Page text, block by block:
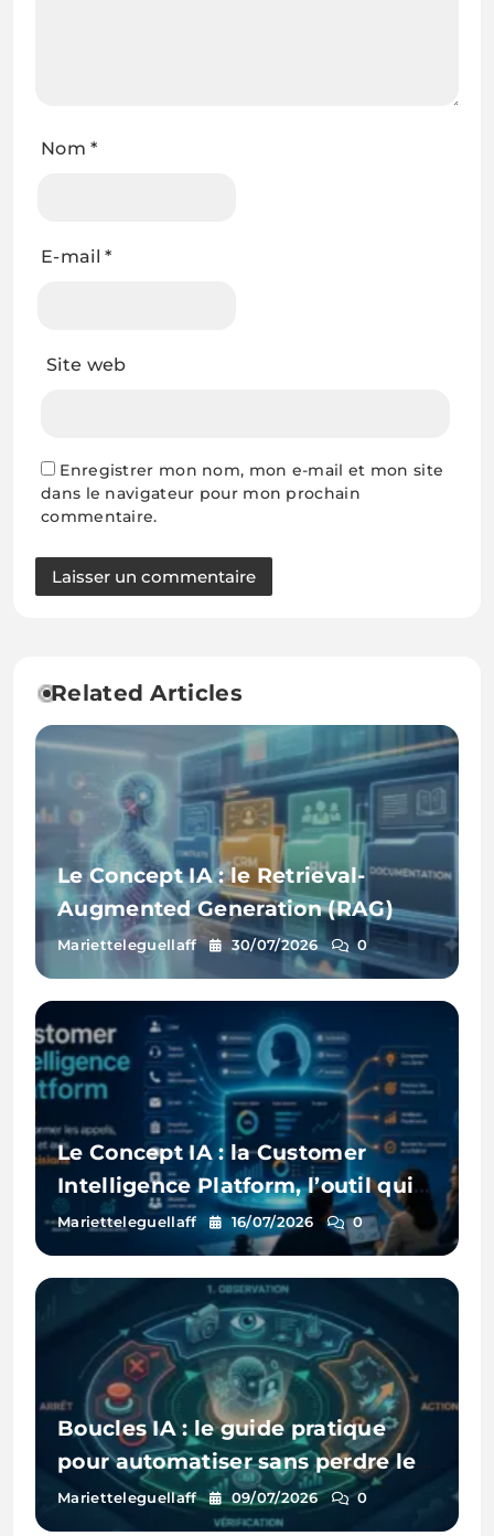
Nom*
E-mail*
Site web
Enregistrer mon nom, mon e-mail et mon site
dans le navigateur pour mon prochain
commentaire.
Related Articles
Le Concept IA : le Retrieval-
Augmented Generation (RAG)
Marietteleguellaff 30/07/2026 0
Le Concept IA : la Customer
Intelligence Platform, l’outil qui
écoute enfin tous vos clients
Marietteleguellaff 16/07/2026 0
Boucles IA : le guide pratique
pour automatiser sans perdre le
contrôle ni exploser son budget
Marietteleguellaff 09/07/2026 0